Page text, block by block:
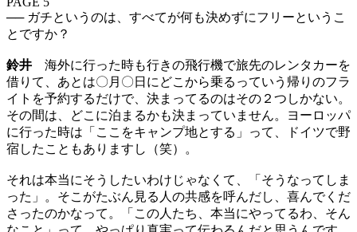
── ガチというのは、すべてが何も決めずにフリーというこ
とですか？
鈴井 海外に行った時も行きの飛行機で旅先のレンタカーを
借りて、あとは〇月〇日にどこから乗るっていう帰りのフラ
イトを予約するだけで、決まってるのはその２つしかない。
その間は、どこに泊まるかも決まっていません。ヨーロッパ
に行った時は「ここをキャンプ地とする」って、ドイツで野
宿したこともありますし（笑）。
それは本当にそうしたいわけじゃなくて、「そうなってしま
った」。そこがたぶん見る人の共感を呼んだし、喜んでくだ
さったのかなって。「この人たち、本当にやってるわ、そん